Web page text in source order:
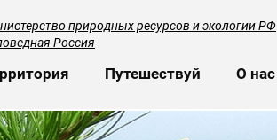
природных ресурсов и экологии РФ
Россия
навигация
Путешествуй О нас